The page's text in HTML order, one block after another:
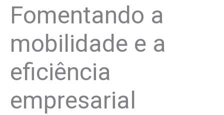
Fomentando a
mobilidade e a
eficiência
empresarial